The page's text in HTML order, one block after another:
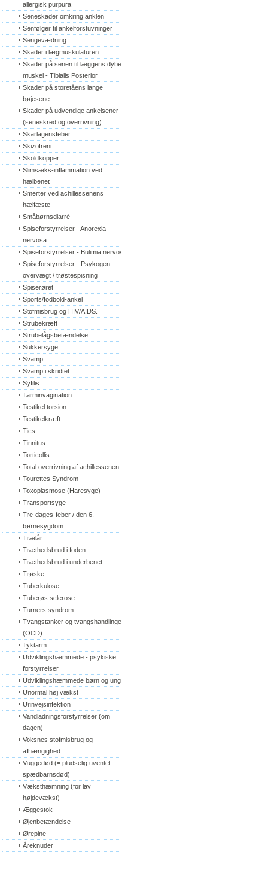
allergisk purpura
Seneskader omkring anklen
Senfølger til ankelforstuvninger
Sengevædning
Skader i lægmuskulaturen
Skader på senen til læggens dybe
muskel - Tibialis Posterior
Skader på storetåens lange
bøjesene
Skader på udvendige ankelsener
(seneskred og overrivning)
Skarlagensfeber
Skizofreni
Skoldkopper
Slimsæks-inflammation ved
hælbenet
Smerter ved achillessenens
hælfæste
Småbørnsdiarré
Spiseforstyrrelser - Anorexia
nervosa
Spiseforstyrrelser - Bulimia nervosa
Spiseforstyrrelser - Psykogen
overvægt / trøstespisning
Spiserøret
Sports/fodbold-ankel
Stofmisbrug og HIV/AIDS.
Strubekræft
Strubelågsbetændelse
Sukkersyge
Svamp
Svamp i skridtet
Syfilis
Tarminvagination
Testikel torsion
Testikelkræft
Tics
Tinnitus
Torticollis
Total overrivning af achillessenen
Tourettes Syndrom
Toxoplasmose (Haresyge)
Transportsyge
Tre-dages-feber / den 6.
børnesygdom
Trælår
Træthedsbrud i foden
Træthedsbrud i underbenet
Trøske
Tuberkulose
Tuberøs sclerose
Turners syndrom
Tvangstanker og tvangshandlinger
(OCD)
Tyktarm
Udviklingshæmmede - psykiske
forstyrrelser
Udviklingshæmmede børn og unge
Unormal høj vækst
Urinvejsinfektion
Vandladningsforstyrrelser (om
dagen)
Voksnes stofmisbrug og
afhængighed
Vuggedød (= pludselig uventet
spædbarnsdød)
Væksthæmning (for lav
højdevækst)
Æggestok
Øjenbetændelse
Ørepine
Åreknuder